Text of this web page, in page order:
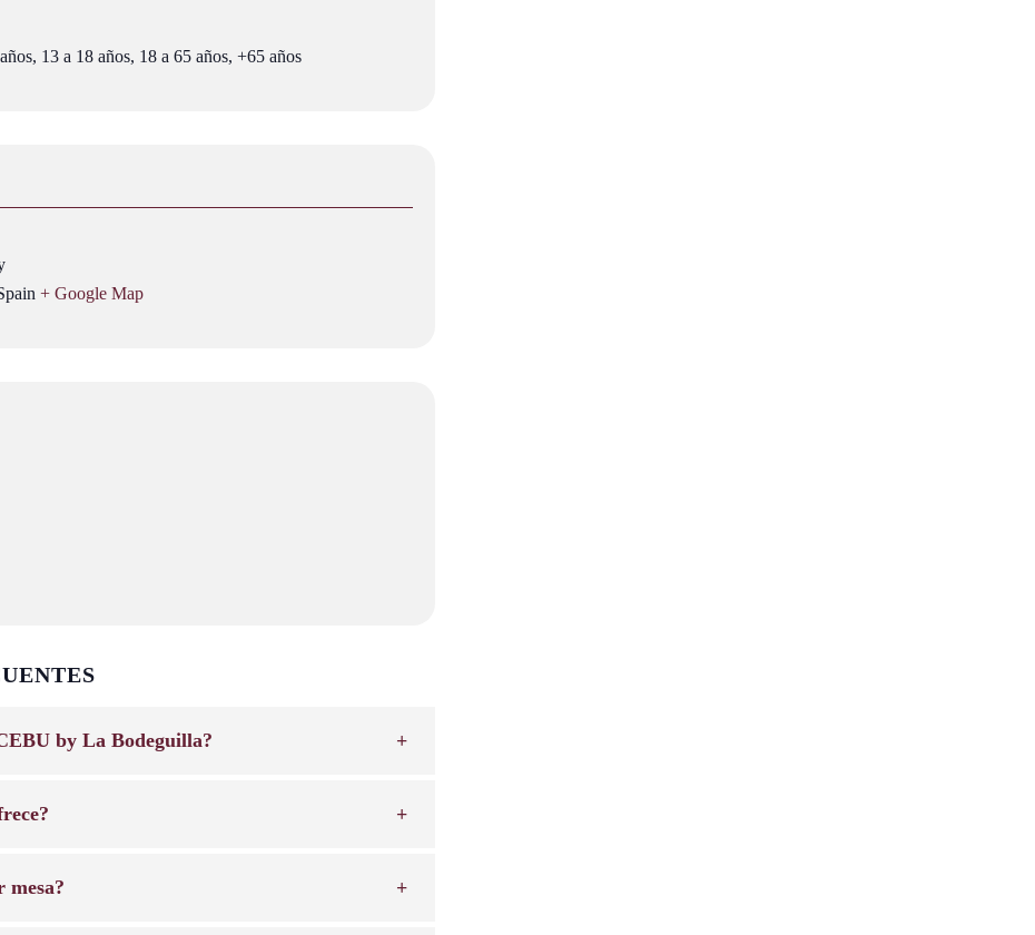
13 a 18 años, 18 a 65 años, +65 años
+ Google Map
by La Bodeguilla?
mesa?